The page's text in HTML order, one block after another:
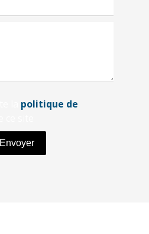
politique de
Envoyer